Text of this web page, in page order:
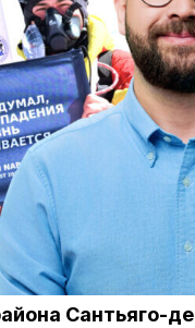
Сантьяго-